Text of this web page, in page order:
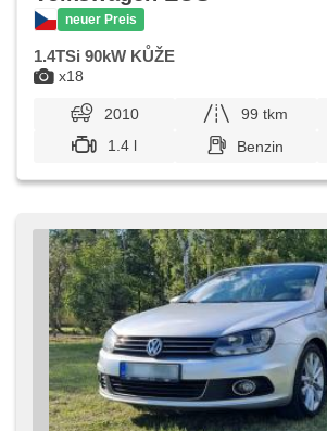
x18
neuer Preis
1.4TSi 90kW KŮŽE
2010 99 tkm
1.4 l
Benzin